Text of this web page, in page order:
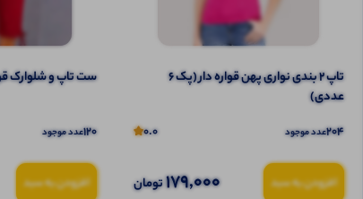
تاپ ۲ بندی نواری پهن قواره دار (پک 6
عددی)
204عدد موجود 0.0
افزودن به سبد 179,000تومان
ست تاپ و شلوارک قواره
120عدد موجود
افزودن به سبد